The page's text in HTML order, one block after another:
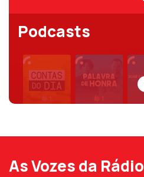
Podcasts
As Vozes da Rádio